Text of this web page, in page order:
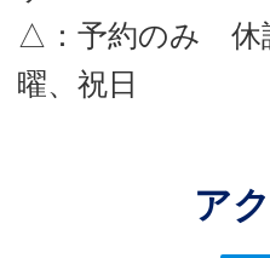
△：予約のみ 休
曜、祝日
ア